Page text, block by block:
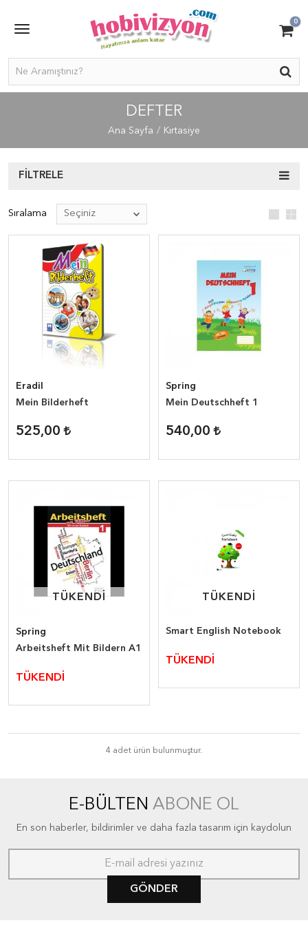
0
DEFTER
Ana Sayfa Kırtasiye
FILTRELE
Sıralama
Eradil
Mein Bilderheft
525,00
Spring
Mein Deutschheft 1
540,00
TÜKENDİ
TÜKENDİ
Spring
Arbeitsheft Mit Bildern A1
TÜKENDİ
TÜKENDİ
TÜKENDİ
Smart English Notebook
TÜKENDİ
4 adet ürün bulunmuştur.
E-BÜLTEN ABONE OL
En son haberler, bildirimler ve daha fazla tasarım için kaydolun
GÖNDER